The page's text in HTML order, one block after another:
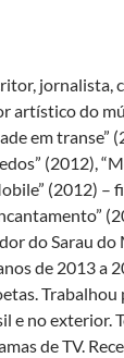
jornalista,
artístico do
em transe”
(2012),
(2012) –
do Sarau do
de 2013 a
Trabalhou
e no exterior.
de TV.